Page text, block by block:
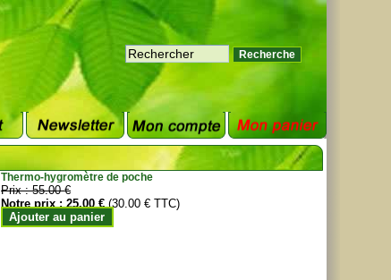
Thermo-hygromètre de poche
Prix :55.00 €
Notre prix :25.00 € (30.00 € TTC)
Ajouter au panier